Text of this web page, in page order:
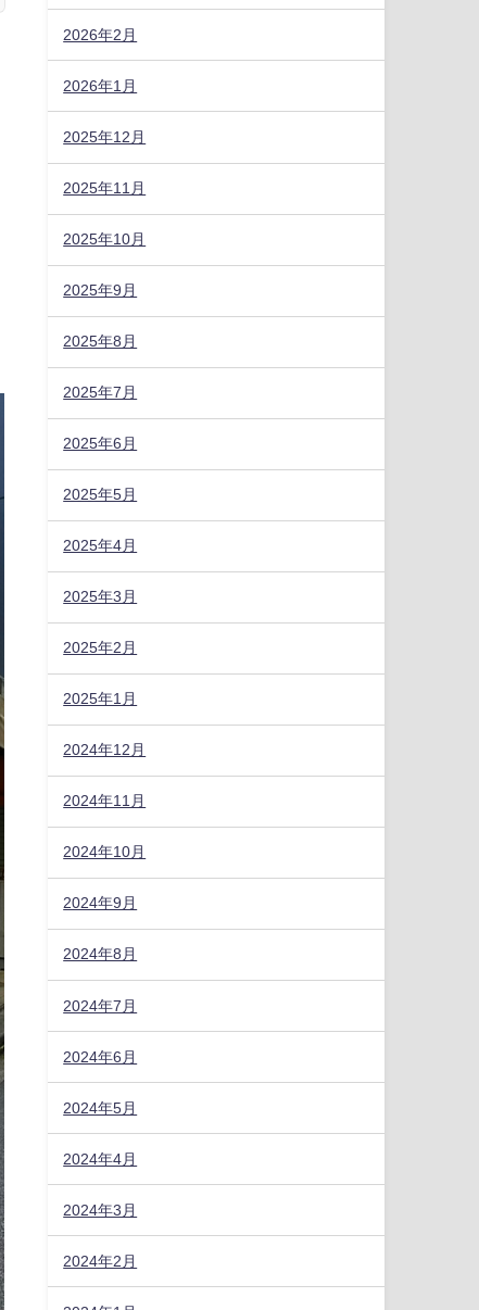
2026年2月
2026年1月
2025年12月
2025年11月
2025年10月
2025年9月
2025年8月
2025年7月
2025年6月
2025年5月
2025年4月
2025年3月
2025年2月
2025年1月
2024年12月
2024年11月
2024年10月
2024年9月
2024年8月
2024年7月
2024年6月
2024年5月
2024年4月
2024年3月
2024年2月